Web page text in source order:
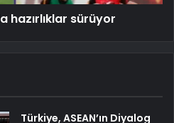
hazırlıklar sürüyor
Türkiye, ASEAN’ın Diyalog